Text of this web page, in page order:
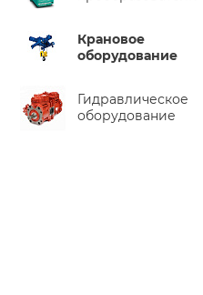
Крановое
оборудование
Гидравлическое
оборудование